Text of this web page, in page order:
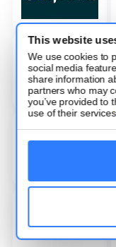
This website
We use cookies to
social media
share information
partners who may
you’ve provided to
use of their services.